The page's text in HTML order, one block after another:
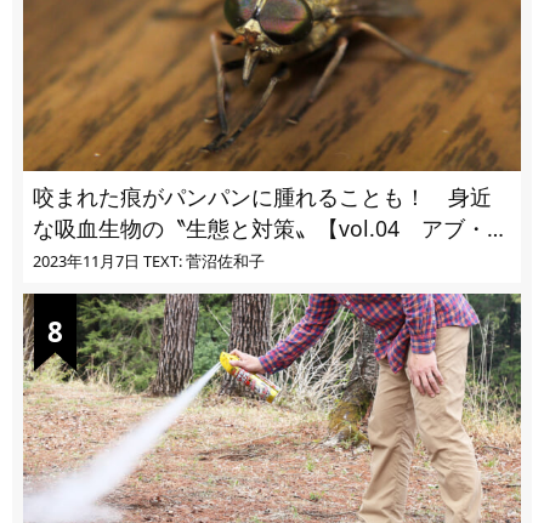
咬まれた痕がパンパンに腫れることも！ 身近
な吸血生物の〝生態と対策〟【vol.04 アブ・ブ
ユ・ヌカカ】
2023年11月7日 TEXT: 菅沼佐和子